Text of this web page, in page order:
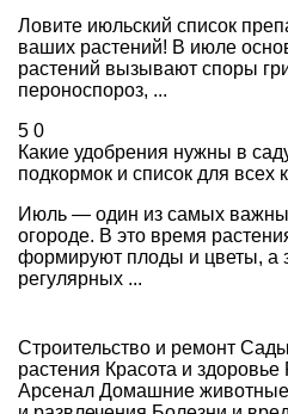
Ловите июльский список
ваших растений! В июле
растений вызывают споры
пероноспороз, ...
5 0
Какие удобрения нужны в
подкормок и список для всех
Июль — один из самых
огороде. В это время
формируют плоды и цветы, а
регулярных ...
Строительство и ремонт
растения Красота и здоровье
Арсенал Домашние животные